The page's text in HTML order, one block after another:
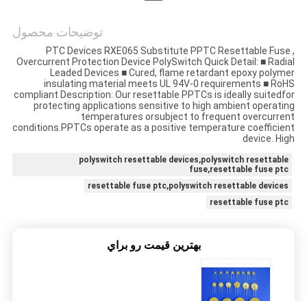
PRIVACY
POLICY
توضیحات محصول
PTC Devices RXE065 Substitute PPTC Resettable Fuse ,
Overcurrent Protection Device PolySwitch Quick Detail: ■ Radial
Leaded Devices ■ Cured, ﬂame retardant epoxy polymer
insulating material meets UL 94V-0 requirements ■ RoHS
compliant Description: Our resettable PPTCs is ideally suitedfor
protecting applications sensitive to high ambient operating
temperatures orsubject to frequent overcurrent
conditions.PPTCs operate as a positive temperature coefficient
device. High
polyswitch resettable devices,polyswitch resettable
fuse,resettable fuse ptc
resettable fuse ptc,polyswitch resettable devices
resettable fuse ptc
بهترين قيمت رو براي